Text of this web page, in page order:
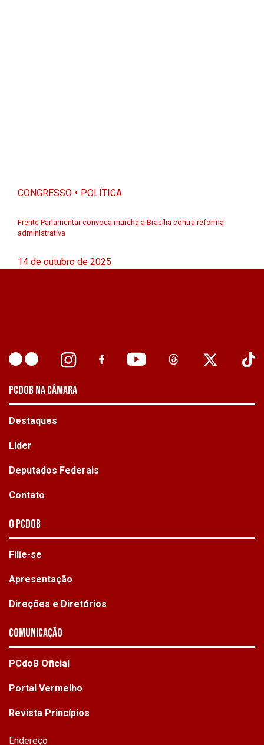
CONGRESSO POLÍTICA
Frente Parlamentar convoca marcha a Brasília contra reforma
administrativa
14 de outubro de 2025
PCDOB NA CÂMARA
Destaques
Líder
Deputados Federais
Contato
O PCdoB
Filie-se
Apresentação
Direções e Diretórios
Comunicação
PCdoB Oficial
Portal Vermelho
Revista Princípios
Endereço